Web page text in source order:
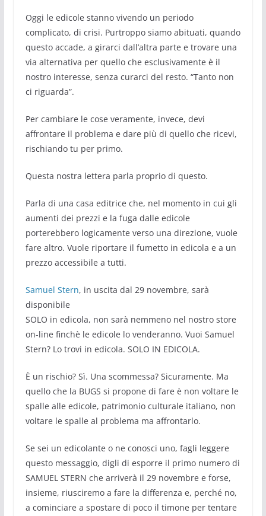
Oggi le edicole stanno vivendo un periodo
complicato, di crisi. Purtroppo siamo abituati, quando
questo accade, a girarci dall’altra parte e trovare una
via alternativa per quello che esclusivamente è il
nostro interesse, senza curarci del resto. “Tanto non
ci riguarda”.
Per cambiare le cose veramente, invece, devi
affrontare il problema e dare più di quello che ricevi,
rischiando tu per primo.
Questa nostra lettera parla proprio di questo.
Parla di una casa editrice che, nel momento in cui gli
aumenti dei prezzi e la fuga dalle edicole
porterebbero logicamente verso una direzione, vuole
fare altro. Vuole riportare il fumetto in edicola e a un
prezzo accessibile a tutti.
Samuel Stern, in uscita dal 29 novembre, sarà
disponibile
SOLO in edicola, non sarà nemmeno nel nostro store
on-line finchè le edicole lo venderanno. Vuoi Samuel
Stern? Lo trovi in edicola. SOLO IN EDICOLA.
È un rischio? Sì. Una scommessa? Sicuramente. Ma
quello che la BUGS si propone di fare è non voltare le
spalle alle edicole, patrimonio culturale italiano, non
voltare le spalle al problema ma affrontarlo.
Se sei un edicolante o ne conosci uno, fagli leggere
questo messaggio, digli di esporre il primo numero di
SAMUEL STERN che arriverà il 29 novembre e forse,
insieme, riusciremo a fare la differenza e, perché no,
a cominciare a spostare di poco il timone per tentare